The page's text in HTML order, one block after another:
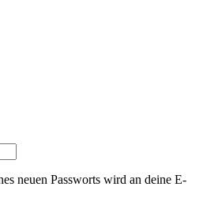
neuen Passworts wird an deine E-